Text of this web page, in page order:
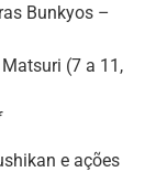
Bunkyos –
(7 a 11,
e ações